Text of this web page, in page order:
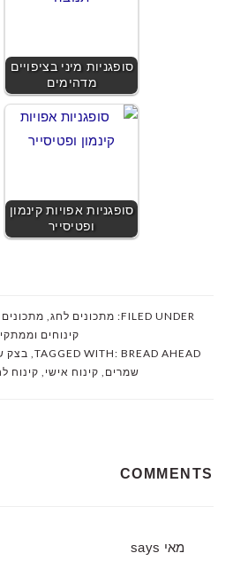
סופגניות מיני בציפויים
מדהימים
סופגניות אפויות קינמון
ופטיסייר
FILED UNDER: מתכונים לחג
קינוחים
TAGGED WITH: BREAD AHEAD בצק
שמרים קינוח אישי קינוח
INTERACTIONS
COMMENTS
מאי says